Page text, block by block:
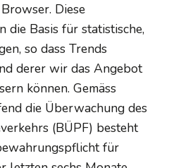
Diese
die Basis für statistische,
so dass Trends
derer wir das Angebot
können. Gemäss
die Überwachung des
(BÜPF) besteht
für